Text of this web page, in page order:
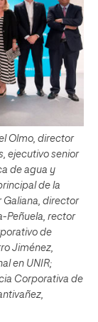
Olmo, director
ejecutivo senior
de agua y
de la
Galiana, director
Peñuela, rector
de
Jiménez,
en UNIR;
Corporativa de